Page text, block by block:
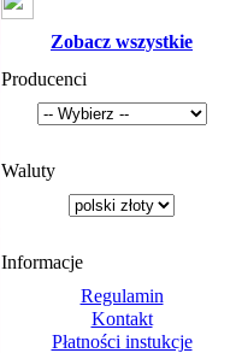
Zobacz wszystkie
Producenci
Waluty
Informacje
Regulamin
Kontakt
Płatności instukcje